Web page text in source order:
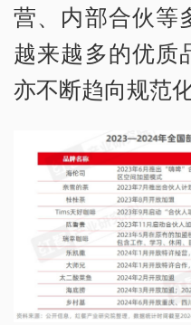
营、内部合伙等
越来越多的优质
亦不断趋向规范